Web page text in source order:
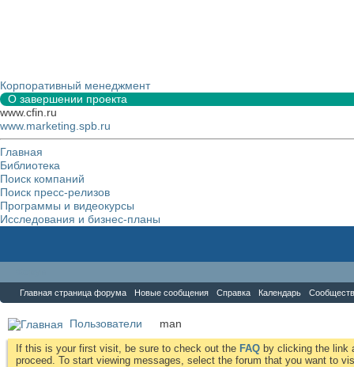
Корпоративный менеджмент
О завершении проекта
www.cfin.ru
www.marketing.spb.ru
Главная
Библиотека
Поиск компаний
Поиск пресс-релизов
Программы и видеокурсы
Исследования и бизнес-планы
Главная страница форума Новые сообщения Справка Календарь
Пользователи man
If this is your first visit, be sure to check out the FAQ by clicking the link
proceed. To start viewing messages, select the forum that you want to